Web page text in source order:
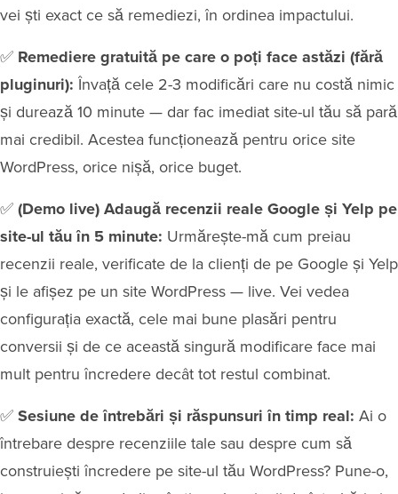
vei ști exact ce să remediezi, în ordinea impactului.
✅ Remediere gratuită pe care o poți face astăzi (fără
pluginuri): Învață cele 2-3 modificări care nu costă nimic
și durează 10 minute — dar fac imediat site-ul tău să pară
mai credibil. Acestea funcționează pentru orice site
WordPress, orice nișă, orice buget.
✅(Demo live) Adaugă recenzii reale Google și Yelp pe
site-ul tău în 5 minute: Urmărește-mă cum preiau
recenzii reale, verificate de la clienți de pe Google și Yelp
și le afișez pe un site WordPress — live. Vei vedea
configurația exactă, cele mai bune plasări pentru
conversii și de ce această singură modificare face mai
mult pentru încredere decât tot restul combinat.
✅Sesiune de întrebări și răspunsuri în timp real: Ai o
întrebare despre recenziile tale sau despre cum să
construiești încredere pe site-ul tău WordPress? Pune-o,